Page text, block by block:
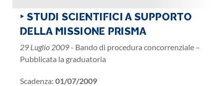
‣ STUDI SCIENTIFICI A SUPPORTO
DELLA MISSIONE PRISMA
29 Luglio 2009- Bando di procedura concorrenziale –
Pubblicata la graduatoria
Scadenza: 01/07/2009